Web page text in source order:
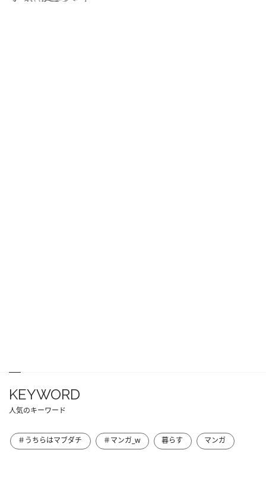
KEYWORD
人気のキーワード
＃うちらはマブダチ ＃マンガ_w 暮らす マンガ